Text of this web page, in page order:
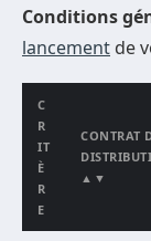
Conditions
lancement de
C
R
IT
È
R
E
CONTRAT
▲▼